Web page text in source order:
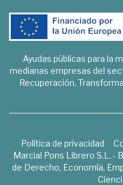
Ayudas públicas para la
medianas empresas del
Recuperación,
Política de privacidad
Marcial Pons Librero S.L. -
de Derecho, Economía,